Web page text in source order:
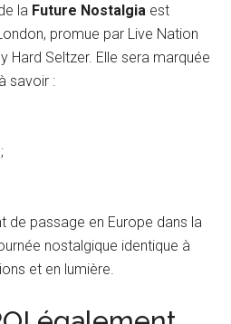
la Future Nostalgia est
promue par Live Nation
Hard Seltzer. Elle sera marquée
savoir :
de passage en Europe dans la
nostalgique identique à
et en lumière.